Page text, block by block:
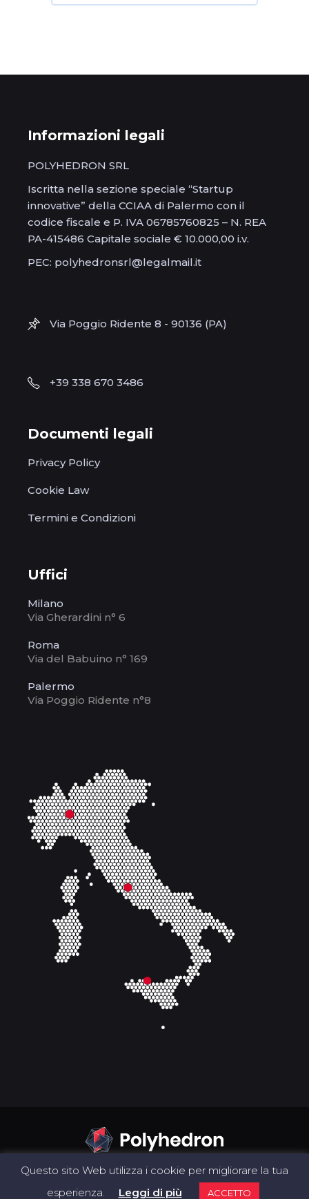
Informazioni legali
POLYHEDRON SRL
Iscritta nella sezione speciale “Startup
innovative” della CCIAA di Palermo con il
codice fiscale e P. IVA 06785760825 – N. REA
PA-415486 Capitale sociale € 10.000,00 i.v.
PEC: polyhedronsrl@legalmail.it
Via Poggio Ridente 8 - 90136 (PA)
+39 338 670 3486
Documenti legali
Privacy Policy
Cookie Law
Termini e Condizioni
Uffici
Milano
Via Gherardini n° 6
Roma
Via del Babuino n° 169
Palermo
Via Poggio Ridente n°8
Questo sito Web utilizza i cookie per migliorare la tua
esperienza.
Leggi di più ACCETTO